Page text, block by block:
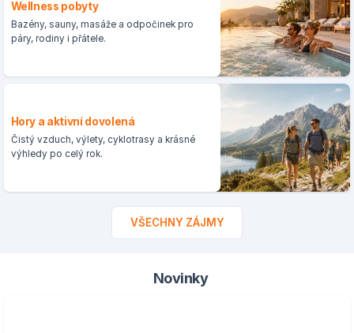
Wellness pobyty
Bazény, sauny, masáže a odpočinek pro
páry, rodiny i přátele.
Hory a aktivní dovolená
Čistý vzduch, výlety, cyklotrasy a krásné
výhledy po celý rok.
VŠECHNY ZÁJMY
Novinky